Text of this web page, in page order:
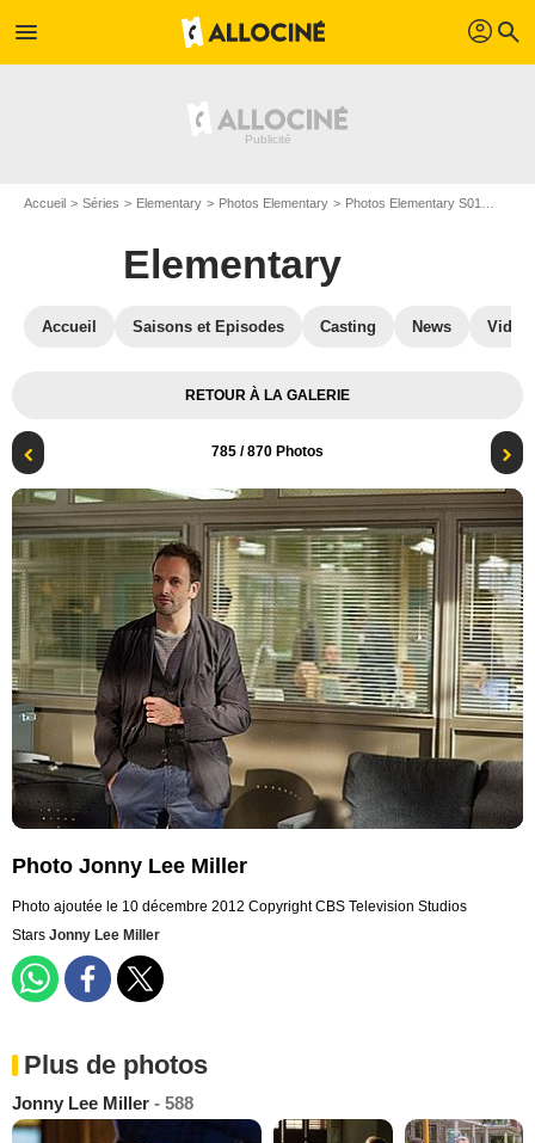
menu profil search
Accueil Séries Elementary Photos Elementary Photos Elementary S01
Elementary
Accueil Saisons et Episodes Casting News
RETOUR À LA GALERIE
785 / 870 Photos
Photo Jonny Lee Miller
Photo ajoutée le 10 décembre 2012 Copyright CBS Television Studios
Stars Jonny Lee Miller
Plus de photos
Jonny Lee Miller - 588